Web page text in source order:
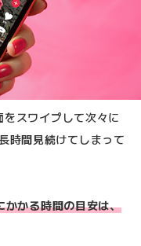
スワイプして次々に
時間見続けてしまって
かる時間の目安は、